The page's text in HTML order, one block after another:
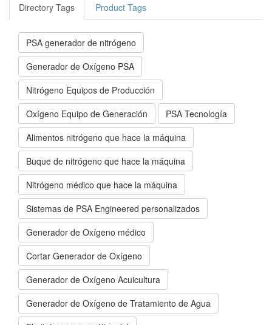
Directory Tags Product Tags
PSA generador de nitrógeno
Generador de Oxígeno PSA
Nitrógeno Equipos de Producción
Oxígeno Equipo de Generación
PSA Tecnología
Alimentos nitrógeno que hace la máquina
Buque de nitrógeno que hace la máquina
Nitrógeno médico que hace la máquina
Sistemas de PSA Engineered personalizados
Generador de Oxígeno médico
Cortar Generador de Oxígeno
Generador de Oxígeno Acuicultura
Generador de Oxígeno de Tratamiento de Agua